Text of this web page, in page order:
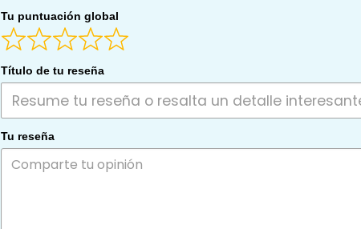
Tu puntuación global
Título de tu reseña
Tu reseña